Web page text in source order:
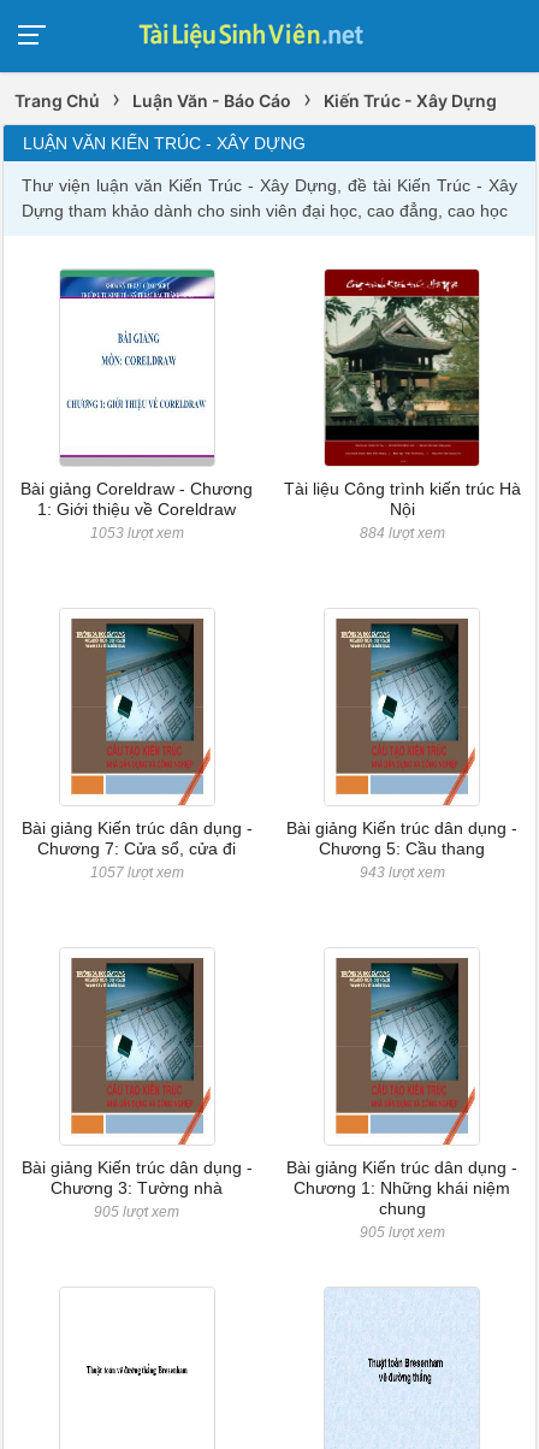
Trang Chủ › Luận Văn - Báo Cáo › Kiến Trúc - Xây Dựng
LUẬN VĂN KIẾN TRÚC - XÂY DỰNG
Thư viện luận văn Kiến Trúc - Xây Dựng, đề tài Kiến Trúc - Xây
Dựng tham khảo dành cho sinh viên đại học, cao đẳng, cao học
Bài giảng Coreldraw - Chương
1: Giới thiệu về Coreldraw
1053 lượt xem
Tài liệu Công trình kiến trúc Hà
Nội
884 lượt xem
Bài giảng Kiến trúc dân dụng -
Chương 7: Cửa sổ, cửa đi
1057 lượt xem
Bài giảng Kiến trúc dân dụng -
Chương 5: Cầu thang
943 lượt xem
Bài giảng Kiến trúc dân dụng -
Chương 3: Tường nhà
905 lượt xem
Bài giảng Kiến trúc dân dụng -
Chương 1: Những khái niệm
chung
905 lượt xem